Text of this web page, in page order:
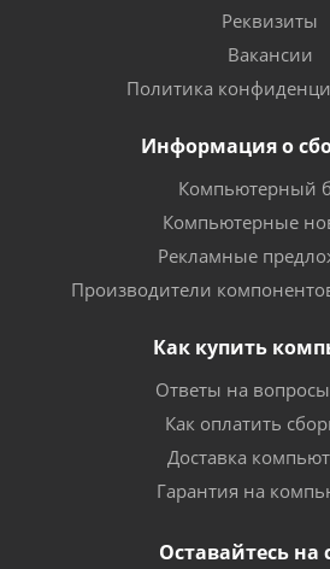
Реквизиты
Вакансии
Политика
Информация о
Компьютерный
Компьютерные
Рекламные
Производители
Как купить
Ответы на вопросы
Как оплатить
Доставка
Гарантия на
Оставайтесь на